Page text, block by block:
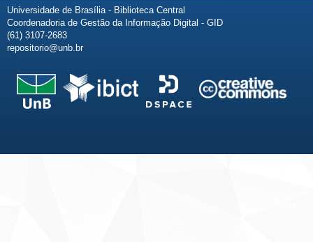
Universidade de Brasília - Biblioteca Central
Coordenadoria de Gestão da Informação Digital - GID
(61) 3107-2683
repositorio@unb.br